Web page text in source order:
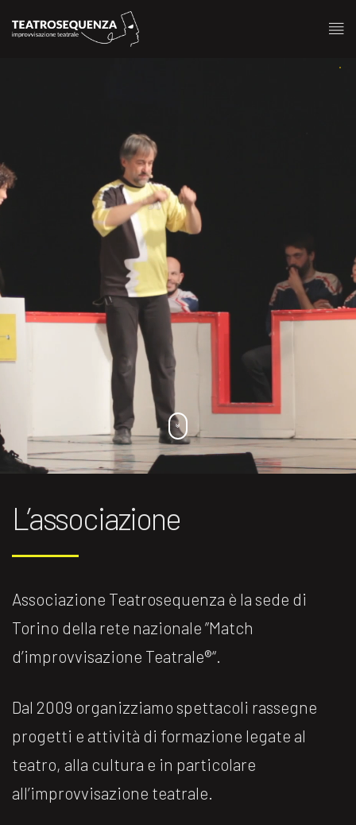
L’associazione
Associazione Teatrosequenza è la sede di
Torino della rete nazionale ”Match
d’improvvisazione Teatrale®️“.
Dal 2009 organizziamo spettacoli rassegne
progetti e attività di formazione legate al
teatro, alla cultura e in particolare
all’improvvisazione teatrale.